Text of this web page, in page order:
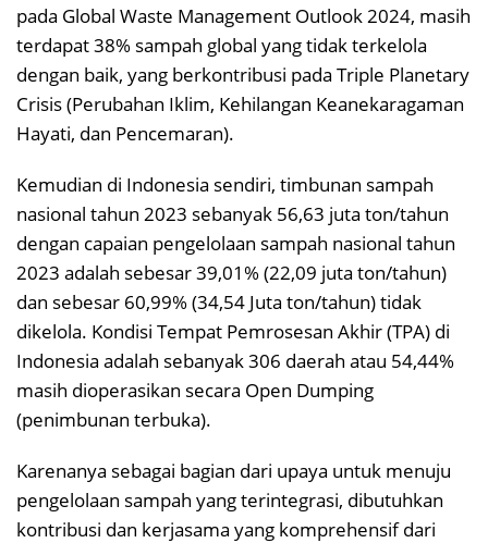
pada Global Waste Management Outlook 2024, masih
terdapat 38% sampah global yang tidak terkelola
dengan baik, yang berkontribusi pada Triple Planetary
Crisis (Perubahan Iklim, Kehilangan Keanekaragaman
Hayati, dan Pencemaran).
Kemudian di Indonesia sendiri, timbunan sampah
nasional tahun 2023 sebanyak 56,63 juta ton/tahun
dengan capaian pengelolaan sampah nasional tahun
2023 adalah sebesar 39,01% (22,09 juta ton/tahun)
dan sebesar 60,99% (34,54 Juta ton/tahun) tidak
dikelola. Kondisi Tempat Pemrosesan Akhir (TPA) di
Indonesia adalah sebanyak 306 daerah atau 54,44%
masih dioperasikan secara Open Dumping
(penimbunan terbuka).
Karenanya sebagai bagian dari upaya untuk menuju
pengelolaan sampah yang terintegrasi, dibutuhkan
kontribusi dan kerjasama yang komprehensif dari